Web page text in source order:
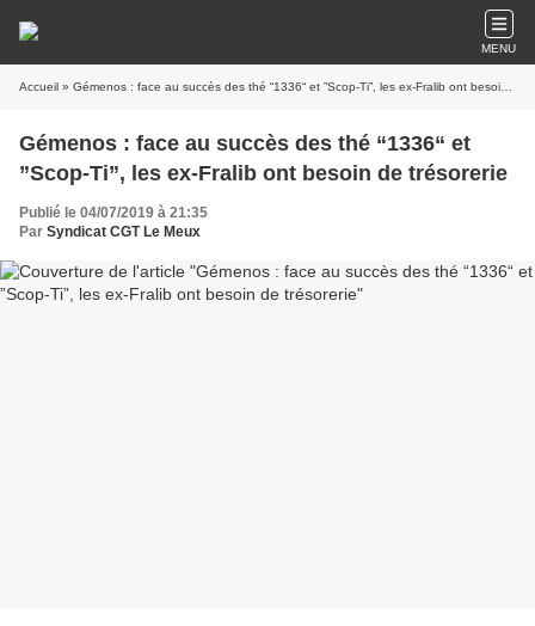
MENU
Accueil » Gémenos : face au succès des thé “1336“ et ”Scop-Ti”, les ex-Fralib ont besoin de trésorerie
Gémenos : face au succès des thé “1336“ et
”Scop-Ti”, les ex-Fralib ont besoin de trésorerie
Publié le 04/07/2019 à 21:35
Par Syndicat CGT Le Meux